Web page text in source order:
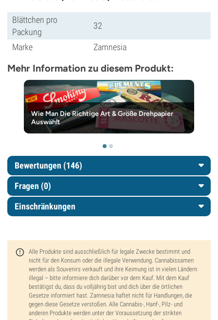
Blättchen pro
Packung
32
Marke Zamnesia
Mehr Information zu diesem Produkt:
Wie Man Die Richtige Art & Größe Drehpapier
Auswählt
Bewertungen (146)
Fragen (0)
Einschränkungen
Alle Produkte sind ausschließlich für legale Zwecke bestimmt und
nicht für den Konsum oder die illegale Verwendung. Cannabissamen
werden als Souvenirs verkauft und ihre Keimung ist in vielen Ländern
illegal – bitte informiere dich darüber vor dem Kauf. Mit dem Kauf
bestätigst du, dass du volljährig bist und dich über die örtlichen
Gesetze informiert hast. Zamnesia haftet nicht für Handlungen, die
gegen diese Gesetze verstoßen. Alle Cannabis-, Hanf-, Pilz- und
anderen Produkte werden unter der Voraussetzung der strikten